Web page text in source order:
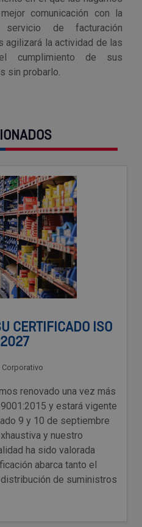
comunicación con la
de facturación
agilizará la actividad de las
cumplimiento de sus
sin probarlo.
CERTIFICADO ISO
Corporativo
renovado una vez más
y estará vigente
9 y 10 de septiembre
y nuestro
ha sido valorada
abarca tanto el
de suministros